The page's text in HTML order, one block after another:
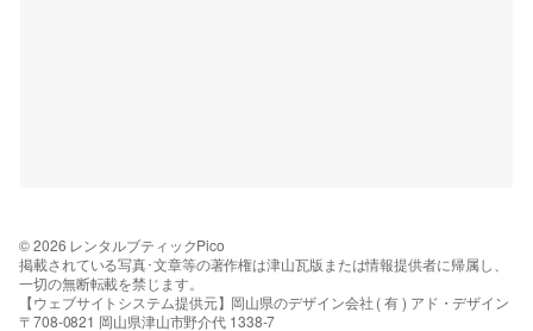
© 2026 レンタルブティックPico
掲載されている写真･文章等の著作権は津山瓦版または情報提供者に帰属し、
一切の無断転載を禁じます。
【ウェブサイトシステム提供元】岡山県のデザイン会社 ( 有 ) アド・デザイン
〒708-0821 岡山県津山市野介代 1338-7